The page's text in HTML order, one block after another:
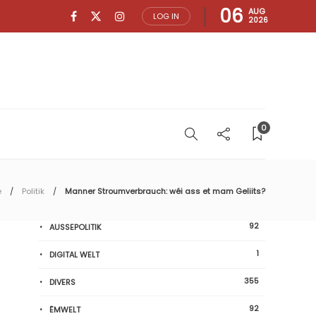
LOG IN 06 AUG
2026
0
Politik Manner Stroumverbrauch: wéi ass et mam Geliits?
AUSSEPOLITIK 92
DIGITAL WELT 1
DIVERS 355
ËMWELT 92